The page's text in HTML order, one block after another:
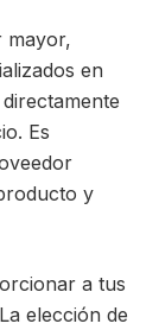
mayor,
en
Es
y
a tus
elección de